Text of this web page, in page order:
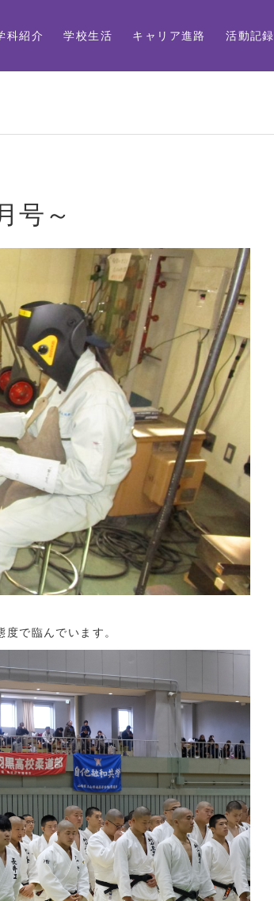
科紹介 学校生活 キャリア進路 活動記録
号～
で臨んでいます。